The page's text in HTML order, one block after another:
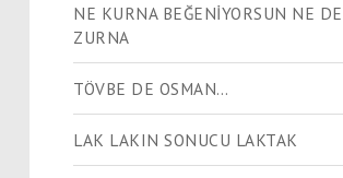
NE KURNA BEĞENİYORSUN NE DE
ZURNA
TÖVBE DE OSMAN…
LAK LAKIN SONUCU LAKTAK